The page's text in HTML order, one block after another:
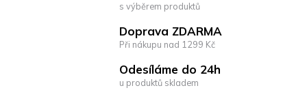
s výběrem produktů
Doprava ZDARMA
Při nákupu nad 1299 Kč
Odesíláme do 24h
u produktů skladem